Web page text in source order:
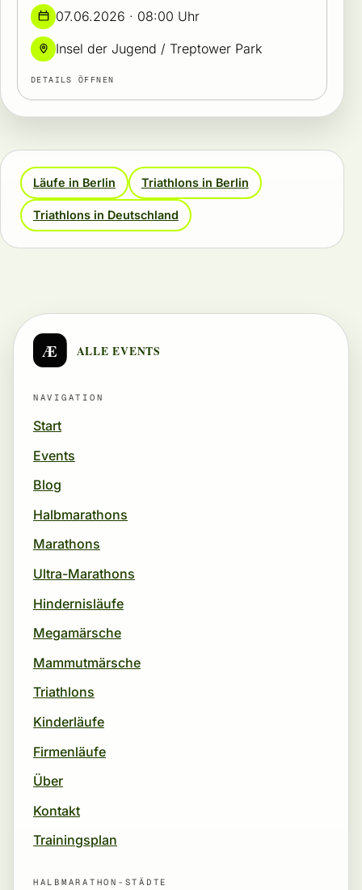
07.06.2026 · 08:00 Uhr
Insel der Jugend / Treptower Park
DETAILS ÖFFNEN
Läufe in Berlin Triathlons in Berlin
Triathlons in Deutschland
Æ ALLE EVENTS
NAVIGATION
Start
Events
Blog
Halbmarathons
Marathons
Ultra-Marathons
Hindernisläufe
Megamärsche
Mammutmärsche
Triathlons
Kinderläufe
Firmenläufe
Über
Kontakt
Trainingsplan
HALBMARATHON-STÄDTE